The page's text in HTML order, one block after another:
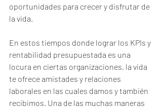
oportunidades para crecer y disfrutar de
la vida.
En estos tiempos donde lograr los KPIs y
rentabilidad presupuestada es una
locura en ciertas organizaciones, la vida
te ofrece amistades y relaciones
laborales en las cuales damos y también
recibimos. Una de las muchas maneras